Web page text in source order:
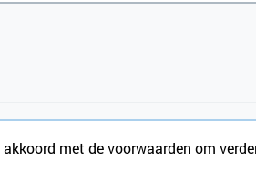
akkoord met de voorwaarden om